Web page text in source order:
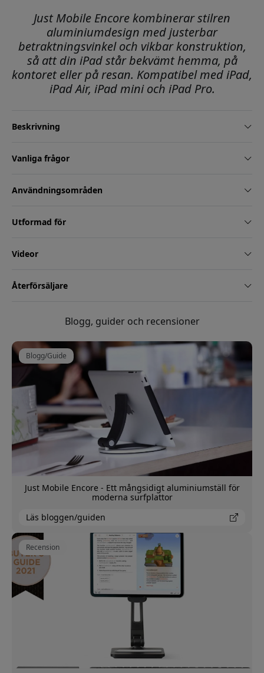
Just Mobile Encore kombinerar stilren
aluminiumdesign med justerbar
betraktningsvinkel och vikbar konstruktion,
så att din iPad står bekvämt hemma, på
kontoret eller på resan. Kompatibel med iPad,
iPad Air, iPad mini och iPad Pro.
Beskrivning
Vanliga frågor
Användningsområden
Utformad för
Videor
Återförsäljare
Blogg, guider och recensioner
Blogg/Guide
Just Mobile Encore - Ett mångsidigt aluminiumställ för
moderna surfplattor
Läs bloggen/guiden
Recension